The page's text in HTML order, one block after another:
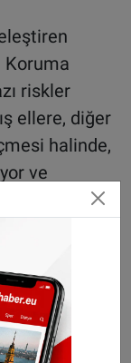
riskler
ellere, diğer
halinde,
ve
nedeniyle
göre,